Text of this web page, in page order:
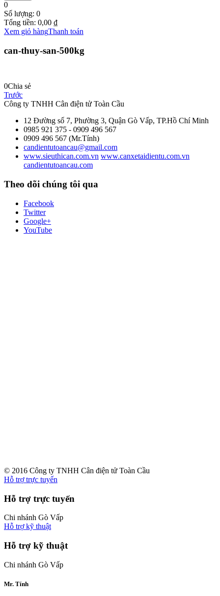
0
Số lượng: 0
Tổng tiền: 0,00 ₫
Xem giỏ hàngThanh toán
can-thuy-san-500kg
0Chia sẻ
Trước
Công ty TNHH Cân điện tử Toàn Cầu
12 Đường số 7, Phường 3, Quận Gò Vấp, TP.Hồ Chí Minh
0985 921 375 - 0909 496 567
0909 496 567 (Mr.Tính)
candientutoancau@gmail.com
www.sieuthican.com.vn www.canxetaidientu.com.vn
candientutoancau.com
Theo dõi chúng tôi qua
Facebook
Twitter
Google+
YouTube
© 2016 Công ty TNHH Cân điện tử Toàn Cầu
Hỗ trợ trực tuyến
Hỗ trợ trực tuyến
Chi nhánh Gò Vấp
Hỗ trợ kỹ thuật
Hỗ trợ kỹ thuật
Chi nhánh Gò Vấp
Mr. Tính